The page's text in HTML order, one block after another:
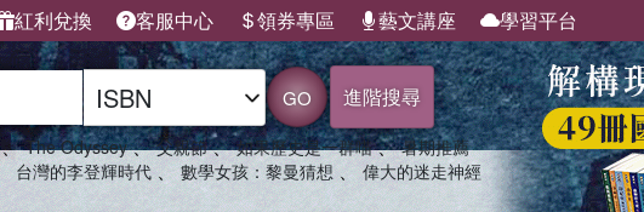
紅利兌換 客服中心 領券專區 藝文講座 學習平台
GO 進階搜尋
、 The Odyssey 、 父親節 、 如果歷史是一群喵 、 暑期推薦
台灣的李登輝時代 、 數學女孩：黎曼猜想 、 偉大的迷走神經